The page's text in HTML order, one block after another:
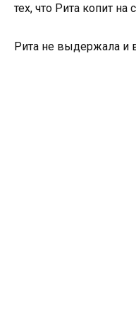
тех, что Рита копит
Рита не выдержала и